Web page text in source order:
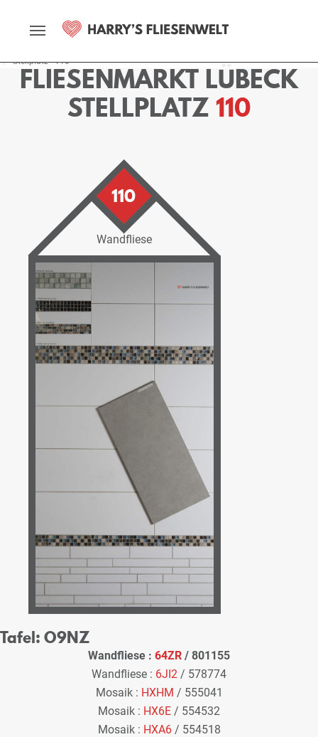
Stellplatz - 110
FLIESENMARKT LÜBECK
STELLPLATZ 110
110
Wandfliese
Tafel: O9NZ
Wandfliese : 64ZR / 801155
Wandfliese : 6JI2 / 578774
Mosaik : HXHM / 555041
Mosaik : HX6E / 554532
Mosaik : HXA6/ 554518